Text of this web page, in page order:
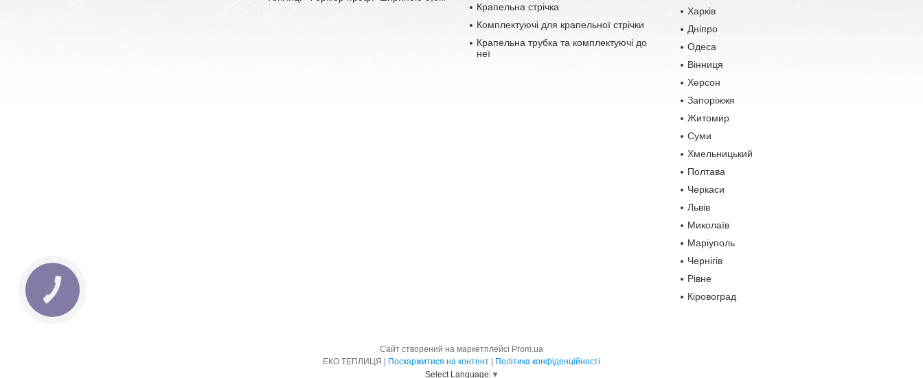
Крапельна стрічка
Комплектуючі для крапельної стрічки
Крапельна трубка та комплектуючі до
неї
Харків
Дніпро
Одеса
Вінниця
Херсон
Запоріжжя
Житомир
Суми
Хмельницький
Полтава
Черкаси
Львів
Миколаїв
Маріуполь
Чернігів
Рівне
Кіровоград
Сайт створений на маркетплейсі Prom.ua
Поскаржитися на контент
Політика конфіденційності
Select Language ▼